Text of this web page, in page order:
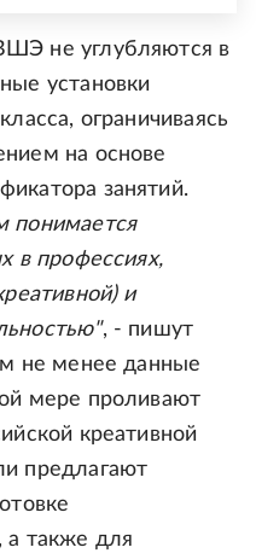
не углубляются в
установки
ограничиваясь
на основе
занятий.
понимается
в профессиях,
и
, - пишут
не менее данные
мере проливают
креативной
предлагают
а также для